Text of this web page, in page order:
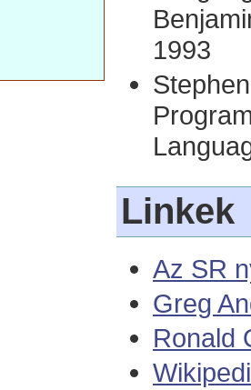
1993
Linkek
Az SR
Greg
Ronald